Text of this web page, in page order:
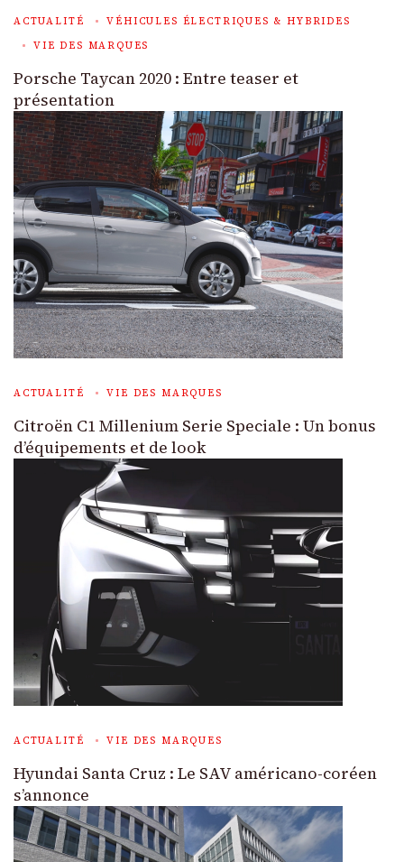
ACTUALITÉ
VÉHICULES ÉLECTRIQUES & HYBRIDES
VIE DES MARQUES
Porsche Taycan 2020 : Entre teaser et
présentation
ACTUALITÉ VIE DES MARQUES
Citroën C1 Millenium Serie Speciale : Un bonus
d’équipements et de look
ACTUALITÉ VIE DES MARQUES
Hyundai Santa Cruz : Le SAV américano-coréen
s’annonce